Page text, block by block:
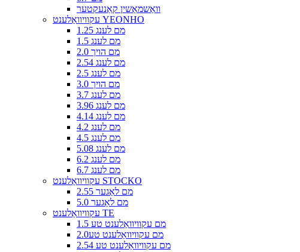
וואַשמאַשין קאַנעקטער
עקוויוואַלענט YEONHO
1.25 מם לענג
1.5 מם לענג
2.0 מם הויך
2.54 מם לענג
2.5 מם לענג
3.0 מם הויך
3.7 מם לענג
3.96 מם לענג
4.14 מם לענג
4.2 מם לענג
4.5 מם לענג
5.08 מם לענג
6.2 מם לענג
6.7 מם לענג
עקוויוואַלענט STOCKO
2.55 מם לאַגער
5.0 מם לאַגער
עקוויוואַלענט TE
1.5 מם עקוויוואַלענט טע
2.0מם עקוויוואַלענט טע
2.54 מם עקוויוואַלענט טע